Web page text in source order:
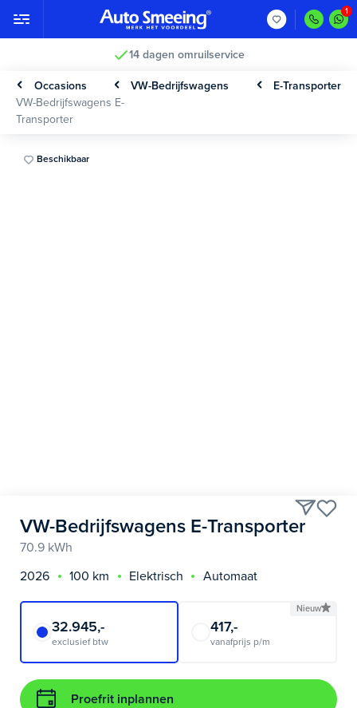
14 dagen omruilservice
Occasions VW-Bedrijfswagens
E-Transporter
VW-Bedrijfswagens E-
Transporter
Beschikbaar
VW-Bedrijfswagens E-Transporter
70.9 kWh
2026
100 km Elektrisch Automaat
32.945,-
exclusief btw
Nieuw
417,-
vanafprijs p/m
Proefrit inplannen